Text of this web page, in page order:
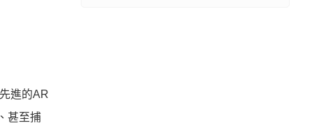
進的AR
甚至捕